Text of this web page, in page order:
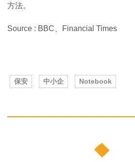
方法。
Source : BBC、Financial Times
保安 中小企 Notebook